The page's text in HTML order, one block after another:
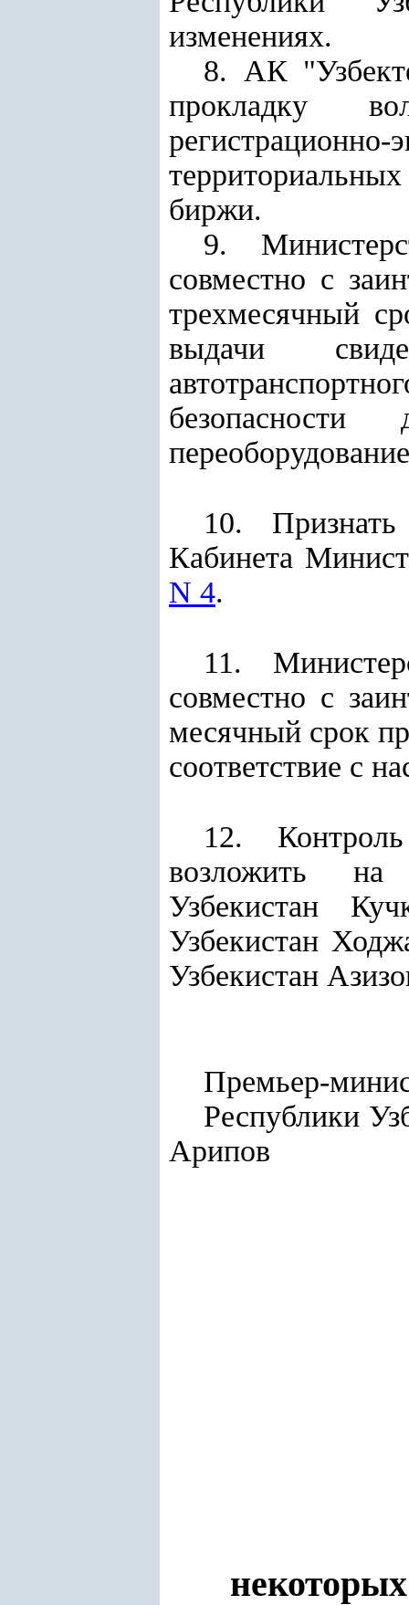
изменениях.
8. АК
прокладку
биржи.
9.
совместно с
трехмесячный
выдачи
10.
Кабинета
N 4.
11.
совместно с
месячный срок
соответствие с
12.
возложить на
Узбекистан
Узбекистан
Узбекистан
Премьер-
Арипов